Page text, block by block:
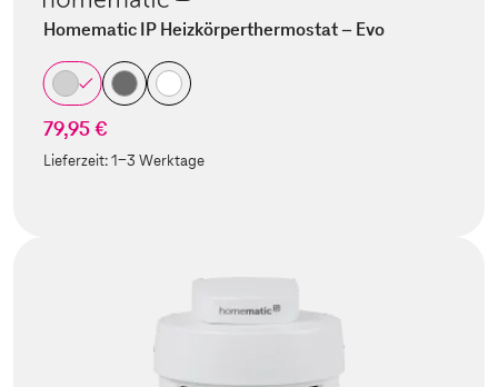
Homematic IP Heizkörperthermostat – Evo
79,95 €
Lieferzeit:1-3 Werktage